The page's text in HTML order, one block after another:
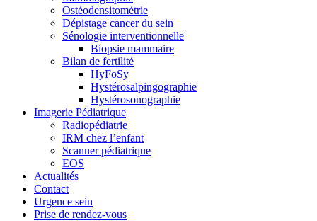
Ostéodensitométrie
Dépistage cancer du sein
Sénologie interventionnelle
Biopsie mammaire
Bilan de fertilité
HyFoSy
Hystérosalpingographie
Hystérosonographie
Imagerie Pédiatrique
Radiopédiatrie
IRM chez l’enfant
Scanner pédiatrique
EOS
Actualités
Contact
Urgence sein
Prise de rendez-vous